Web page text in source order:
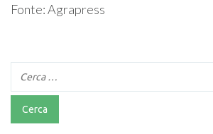
Fonte: Agrapress